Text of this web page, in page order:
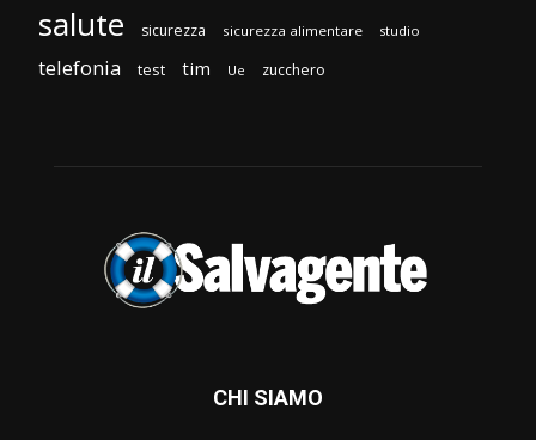
salute sicurezza sicurezza alimentare studio
telefonia test tim Ue zucchero
CHI SIAMO